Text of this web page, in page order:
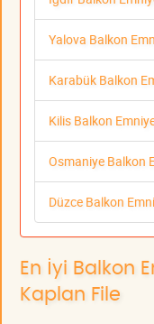
Yalova Balkon
Karabük Balkon
Kilis Balkon
Osmaniye Balkon
Düzce Balkon
En İyi Balkon
Kaplan File